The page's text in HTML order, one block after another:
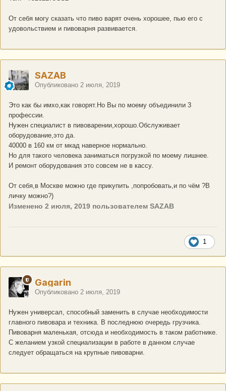
От себя могу сказать что пиво варят очень хорошее, пью его с
удовольствием и пивоварня развивается.
SAZAB
Опубликовано 2 июля, 2019
Это как бы имхо,как говорят.Но Вы по моему объединили 3
профессии.
Нужен специалист в пивоварении,хорошо.Обслуживает
оборудование,это да.
40000 в 160 км от мкад наверное нормально.
Но для такого человека заниматься погрузкой по моему лишнее.
И ремонт оборудования это совсем не в кассу.
От себя,в Москве можно где прикупить ,попробовать,и по чём ?В
личку можно?)
Изменено 2 июля, 2019 пользователем SAZAB
1
Gagarin
Опубликовано 2 июля, 2019
Нужен универсал, способный заменить в случае необходимости
главного пивовара и техника. В последнюю очередь грузчика.
Пивоварня маленькая, отсюда и необходимость в таком работнике.
С желанием узкой специализации в работе в данном случае
следует обращаться на крупные пивоварни.